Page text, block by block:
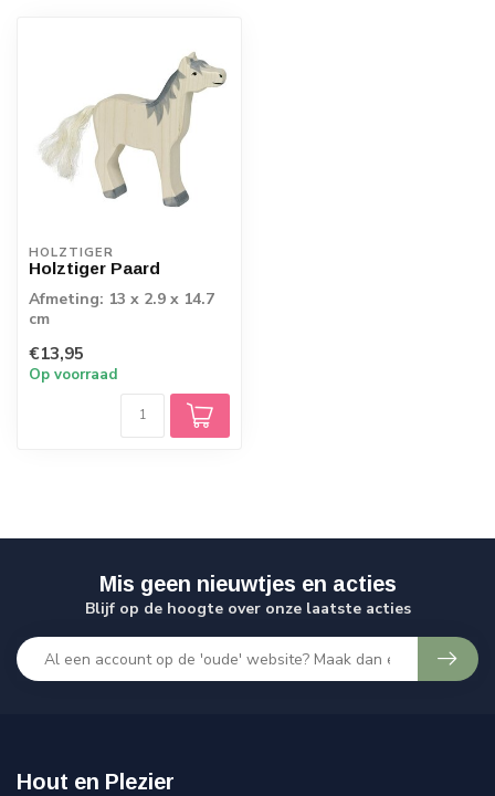
HOLZTIGER
Holztiger Paard
Afmeting: 13 x 2.9 x 14.7
cm
€13,95
Op voorraad
Mis geen nieuwtjes en acties
Blijf op de hoogte over onze laatste acties
Hout en Plezier